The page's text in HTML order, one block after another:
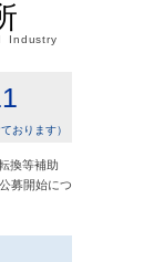
Industry
おります）
換等補助
募開始につ